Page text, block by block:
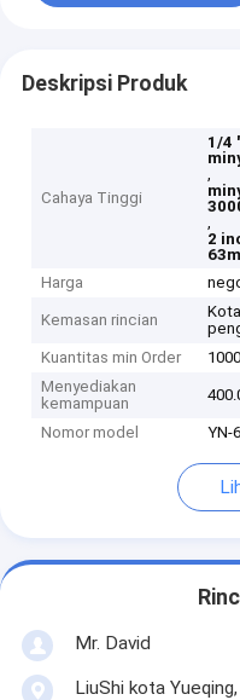
Deskripsi Produk
Cahaya Tinggi
1/4
,
,
2
Harga
Kemasan rincian
Kuantitas min Order
Menyediakan
kemampuan
Nomor model YN-
Mr. David
LiuShi kota